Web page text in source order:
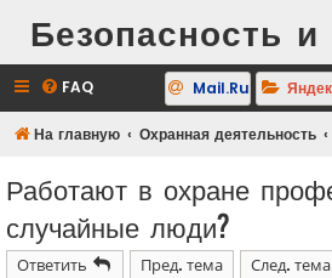
Безопасность
FAQ Mail.Ru
На главную Охранная деятельность
Работают в охране
случайные люди?
Ответить Пред. тема
След. тема